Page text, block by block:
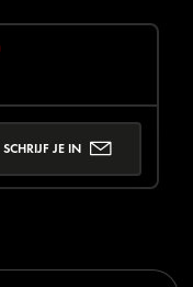
SCHRIJF JE IN